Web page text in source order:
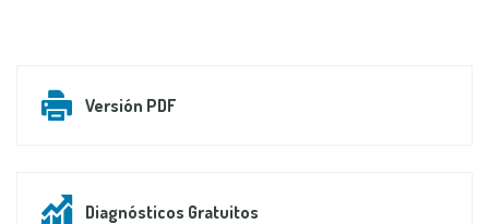
Versión PDF
Diagnósticos Gratuitos